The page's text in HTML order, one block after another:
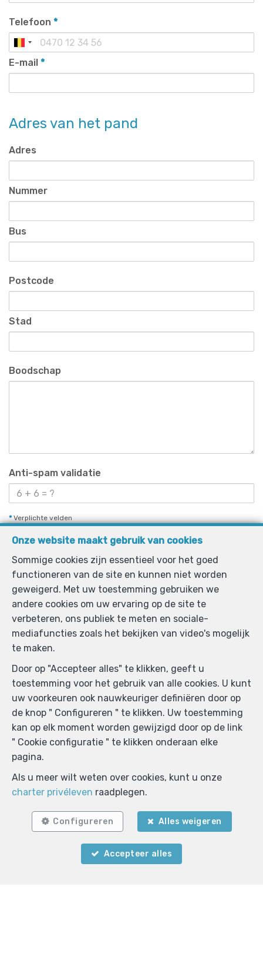
Telefoon *
E-mail *
Adres van het pand
Adres
Nummer
Bus
Postcode
Stad
Boodschap
Anti-spam validatie
*Verplichte velden
Ik aanvaard informatie per e-mail te ontvangen.
Ik aanvaard newsletters te ontvangen.
Ik aanvaard SMS te ontvangen.
Door mijn verzoek te verzenden geef ik de
toestemming dat mijn gegevens die in dit formulier
ingevuld zijn gebruikt worden door Parimmo voor
hierondervernoemde doeleinden en dit in
overeenstemming met hetcharter privélevenvan deze
website. Ik kan op elk moment mijn toestemming
intrekken door een schriftelijke aanvraag in te dienen
op volgend e-mailadres:
pascale.rymenants@gmail.com.
Verzenden
Onze website maakt gebruik van cookies
Sommige cookies zijn essentieel voor het goed
functioneren van de site en kunnen niet worden
geweigerd. Met uw toestemming gebruiken we
andere cookies om uw ervaring op de site te
verbeteren, ons publiek te meten en sociale-
mediafuncties zoals het bekijken van video's mogelijk
te maken.
Door op "Accepteer alles" te klikken, geeft u
toestemming voor het gebruik van alle cookies. U kunt
uw voorkeuren ook nauwkeuriger definiëren door op
de knop " Configureren " te klikken. Uw toestemming
kan op elk moment worden gewijzigd door op de link
" Cookie configuratie " te klikken onderaan elke
pagina.
Als u meer wilt weten over cookies, kunt u onze
charter privéleven raadplegen.
Configureren Alles weigeren
Accepteer alles
Parimmo
Oude Baan 158
TEL.0474 93 55 48